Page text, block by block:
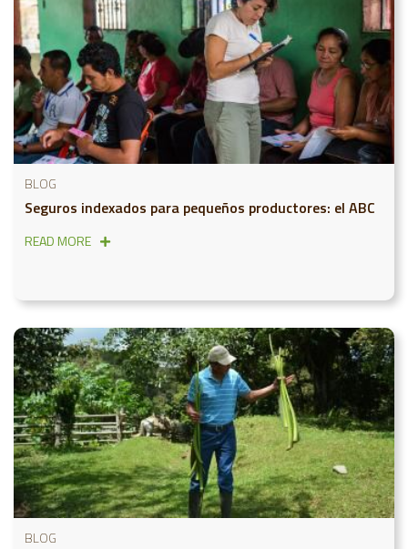
BLOG
Seguros indexados para pequeños productores: el ABC
READ MORE
BLOG